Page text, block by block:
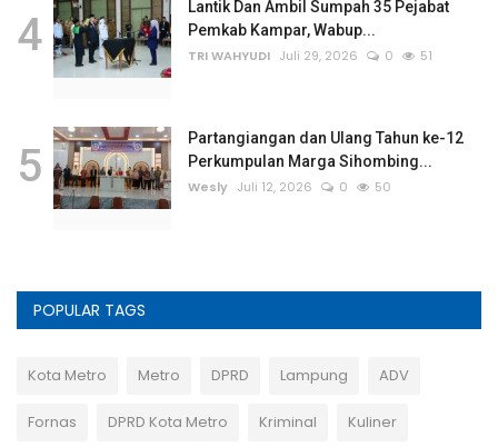
4
Lantik Dan Ambil Sumpah 35 Pejabat
Pemkab Kampar, Wabup...
TRI WAHYUDI Juli 29, 2026 0 51
5
Partangiangan dan Ulang Tahun ke-12
Perkumpulan Marga Sihombing...
Wesly Juli 12, 2026 0 50
POPULAR TAGS
Kota Metro Metro DPRD Lampung ADV
Fornas DPRD Kota Metro Kriminal Kuliner